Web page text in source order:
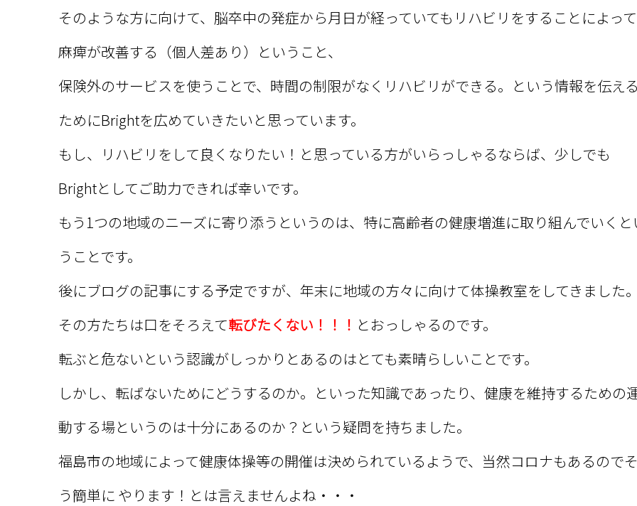
そのような方に向けて、脳卒中の発症から月日が経っていてもリハビリをすることによって
麻痺が改善する（個人差あり）ということ、
保険外のサービスを使うことで、時間の制限がなくリハビリができる。という情報を伝え
ためにBrightを広めていきたいと思っています。
もし、リハビリをして良くなりたい！と思っている方がいらっしゃるならば、少しでも
Brightとしてご助力できれば幸いです。
もう1つの地域のニーズに寄り添うというのは、特に高齢者の健康増進に取り組んでいくと
うことです。
後にブログの記事にする予定ですが、年末に地域の方々に向けて体操教室をしてきました
その方たちは口をそろえて転びたくない！！！ とおっしゃるのです。
転ぶと危ないという認識がしっかりとあるのはとても素晴らしいことです。
しかし、転ばないためにどうするのか。といった知識であったり、健康を維持するための
動する場というのは十分にあるのか？という疑問を持ちました。
福島市の地域によって健康体操等の開催は決められているようで、当然コロナもあるので
う簡単に やります！とは言えませんよね・・・